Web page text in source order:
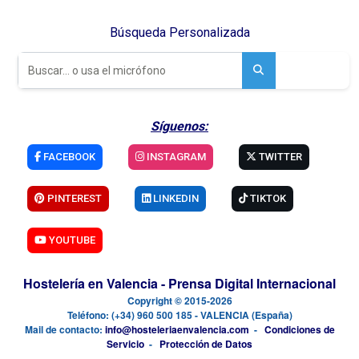
Búsqueda Personalizada
Síguenos:
FACEBOOK INSTAGRAM TWITTER
PINTEREST LINKEDIN TIKTOK
YOUTUBE
Hostelería en Valencia - Prensa Digital Internacional
Copyright © 2015-2026
Teléfono: (+34) 960 500 185 - VALENCIA (España)
Mail de contacto: info@hosteleriaenvalencia.com - Condiciones de
Servicio - Protección de Datos